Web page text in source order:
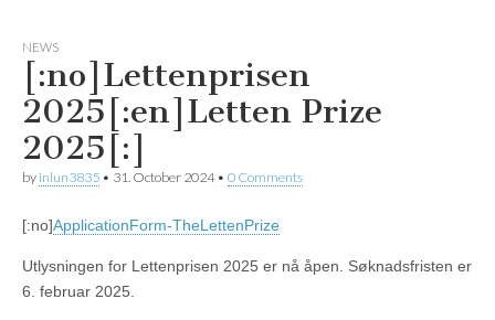
K2 Nytt
NEWS
[:no]Lettenprisen
2025[:en]Letten Prize
2025[:]
by inlun3835 • 31. October 2024• 0 Comments
[:no]ApplicationForm-TheLettenPrize
Utlysningen for Lettenprisen 2025 er nå åpen. Søknadsfristen er
6. februar 2025.